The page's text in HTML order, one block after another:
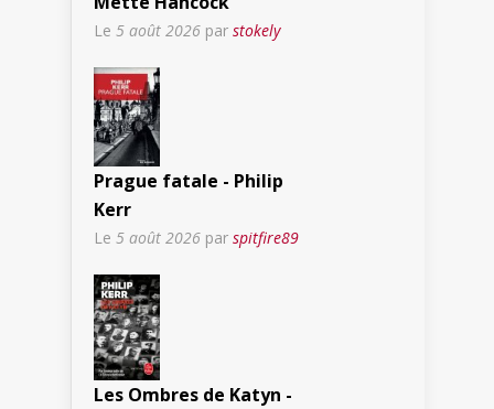
Le 5 août 2026 par stokely
Prague fatale - Philip
Kerr
Le 5 août 2026 par spitfire89
Les Ombres de Katyn -